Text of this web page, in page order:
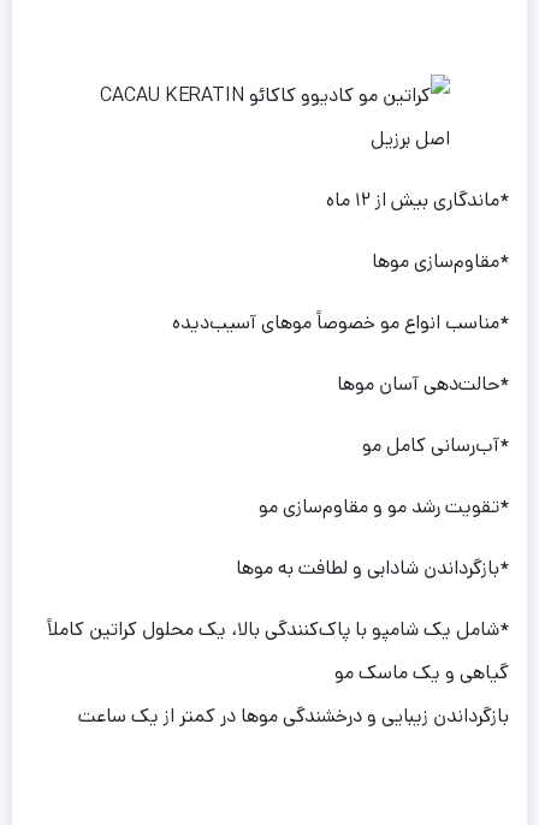
*ماندگاری بیش از ۱۲ ماه
*مقاوم‌سازی موها
*مناسب انواع مو خصوصاً موهای آسیب‌دیده
*حالت‌دهی آسان موها
*آب‌رسانی کامل مو
*تقویت رشد مو و مقاوم‌سازی مو
*بازگرداندن شادابی و لطافت به موها
*شامل یک شامپو با پاک‌کنندگی بالا، یک محلول کراتین کاملاً
گیاهی و یک ماسک مو
بازگرداندن زیبایی و درخشندگی موها در کمتر از یک ساعت